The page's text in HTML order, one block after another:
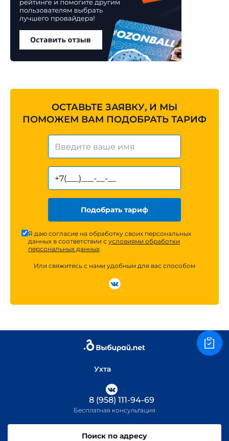
ОСТАВЬТЕ ЗАЯВКУ, И МЫ
ПОМОЖЕМ ВАМ ПОДОБРАТЬ ТАРИФ
Подобрать тариф
Я даю согласие на обработку своих персональных
данных в соответствии с условиями обработки
персональных данных
Или свяжитесь с нами удобным для вас способом
Ухта
8 (958) 111-94-69
Бесплатная консультация
Поиск по адресу